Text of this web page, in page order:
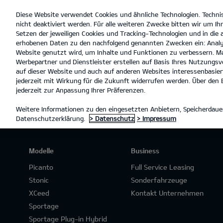
open
menu
PREISLISTEN
Modelle
Picanto
Stonic
XCeed
Sportage
Sportage Plug-in Hybrid
Business
Full Service Leasing
Sonderfahrzeuge
Kontakt Unternehmen
Diese Website verwendet Cookies und ähnliche Technologien.
nicht deaktiviert werden. Für alle weiteren Zwecke bitten wir um
Setzen der jeweiligen Cookies und Tracking-Technologien und in
erhobenen Daten zu den nachfolgend genannten Zwecken ein:
Website genutzt wird, um Inhalte und Funktionen zu verbessern.
Werbepartner und Dienstleister erstellen auf Basis Ihres
auf dieser Website und auch auf anderen Websites
jederzeit mit Wirkung für die Zukunft widerrufen werden. Über den
jederzeit zur Anpassung Ihrer Präferenzen.
Weitere Informationen zu den eingesetzten Anbietern,
Datenschutzerklärung.
> Datenschutz > Impressum